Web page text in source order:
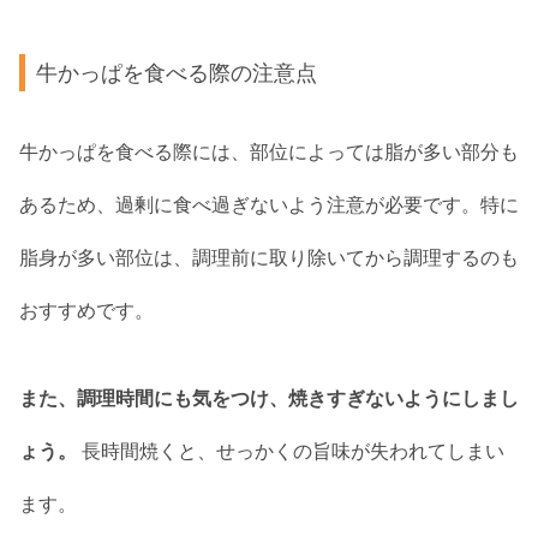
牛かっぱを食べる際の注意点
牛かっぱを食べる際には、部位によっては脂が多い部分も
あるため、過剰に食べ過ぎないよう注意が必要です。特に
脂身が多い部位は、調理前に取り除いてから調理するのも
おすすめです。
また、調理時間にも気をつけ、焼きすぎないようにしまし
ょう。 長時間焼くと、せっかくの旨味が失われてしまい
ます。